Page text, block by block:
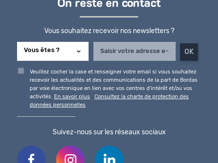
On reste en contact
Vous souhaitez recevoir nos newsletters ?
Veuillez cocher la case et renseigner votre email si vous souhaitez
recevoir les actualités et des communications de la part de Bordas
par voie électronique en lien avec vos centres d'intérêt et/ou vos
activités.
En savoir plus
Consultez la charte de protection des
données personnelles
Suivez-nous sur les réseaux sociaux